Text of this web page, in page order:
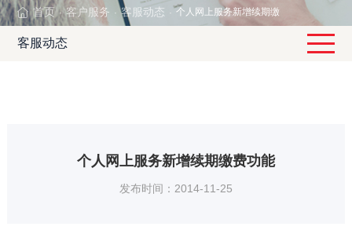
首页 · 客户服务 · 客服动态 · 个人网上服务新增续期缴费功能
客服动态
个人网上服务新增续期缴费功能
发布时间：2014-11-25